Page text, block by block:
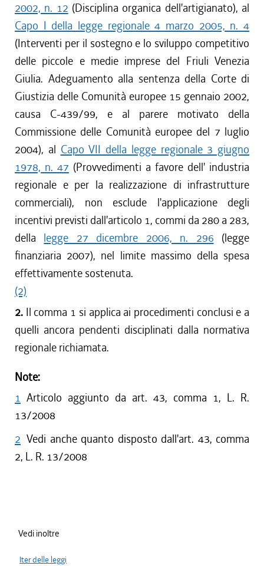
2002, n. 12 (Disciplina organica dell'artigianato), al
Capo I della legge regionale 4 marzo 2005, n. 4
(Interventi per il sostegno e lo sviluppo competitivo
delle piccole e medie imprese del Friuli Venezia
Giulia. Adeguamento alla sentenza della Corte di
Giustizia delle Comunità europee 15 gennaio 2002,
causa C-439/99, e al parere motivato della
Commissione delle Comunità europee del 7 luglio
2004), al Capo VII della legge regionale 3 giugno
1978, n. 47 (Provvedimenti a favore dell' industria
regionale e per la realizzazione di infrastrutture
commerciali), non esclude l'applicazione degli
incentivi previsti dall'articolo 1, commi da 280 a 283,
della legge 27 dicembre 2006, n. 296 (legge
finanziaria 2007), nel limite massimo della spesa
effettivamente sostenuta.
(2)
2. Il comma 1 si applica ai procedimenti conclusi e a
quelli ancora pendenti disciplinati dalla normativa
regionale richiamata.
Note:
1 Articolo aggiunto da art. 43, comma 1, L. R.
13/2008
2 Vedi anche quanto disposto dall'art. 43, comma
2, L. R. 13/2008
Vedi inoltre
Iter delle leggi